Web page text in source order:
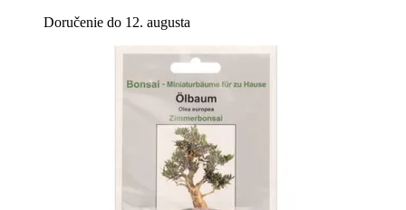
Doručenie do 12. augusta